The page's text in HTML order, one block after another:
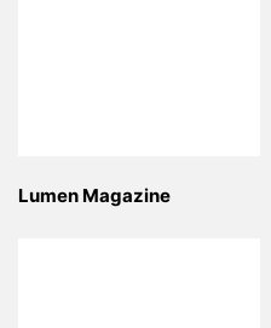
Lumen Magazine